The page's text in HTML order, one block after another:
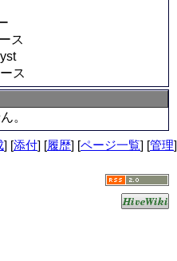
ス
ス
。
] [添付] [履歴] [ページ一覧] [管理]